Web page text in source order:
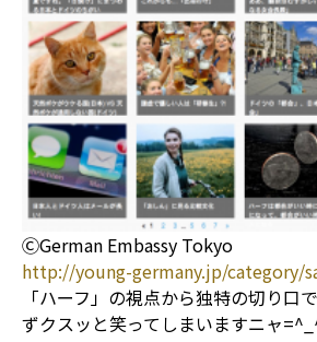
ⒸGerman Embassy Tokyo
http://young-germany.jp/category/
「ハーフ」の視点から独特の切り口
ずクスッと笑ってしまいますニャ